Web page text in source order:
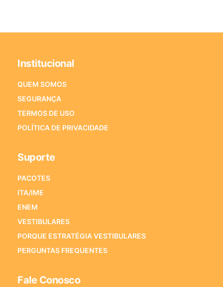
Institucional
QUEM SOMOS
SEGURANÇA
TERMOS DE USO
POLÍTICA DE PRIVACIDADE
Suporte
PACOTES
ITA/IME
ENEM
VESTIBULARES
PORQUE ESTRATÉGIA VESTIBULARES
PERGUNTAS FREQUENTES
Fale Conosco